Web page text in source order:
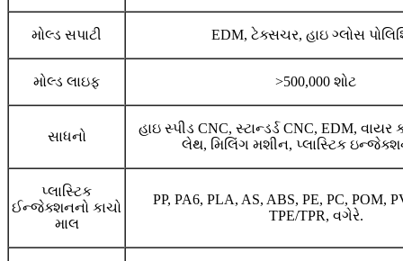
મોલ્ડ સપાટી EDM, ટેક્સચર, હાઇ ગ્લોસ
મોલ્ડ લાઇફ >500,000 શોટ
સાધનો
હાઇ સ્પીડ CNC, સ્ટાન્ડર્ડ CNC, EDM, વાયર
લેથ, મિલિંગ મશીન, પ્લાસ્ટિક
પ્લાસ્ટિક
ઈન્જેક્શનનો કાચો
માલ
PP, PA6, PLA, AS, ABS, PE, PC, POM,
TPE/TPR, વગેરે.